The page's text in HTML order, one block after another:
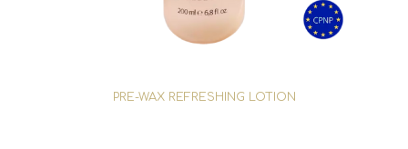
PRE-WAX REFRESHING LOTION